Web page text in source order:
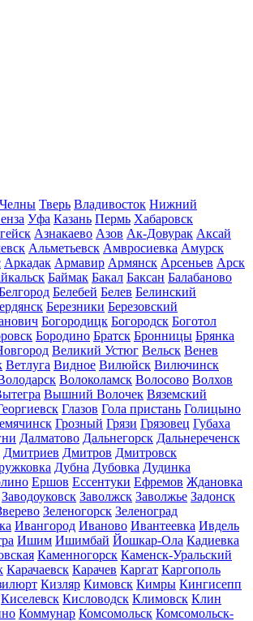
Тверь Владивосток Нижний
Уфа Казань Пермь Хабаровск
Азнакаево Азов Ак-Довурак Аксай
Альметьевск Амвросиевка Амурск
Аркадак Армавир Армянск Арсеньев Арск
Баймак Бакал Баксан Балабаново
Белебей Белев Белинский
Березники Березовский
Богородицк Богородск Боготол
Бородино Братск Бронницы Брянка
Великий Устюг Вельск Венев
Ветлуга Видное Вилюйск Вилючинск
Волоколамск Волосово Волхов
Вышний Волочек Вяземский
Глазов Гола пристань Голицыно
Грозный Грязи Грязовец Губаха
Далматово Дальнегорск Дальнереченск
Дмитриев Дмитров Дмитровск
Дубна Дубовка Дудинка
Ершов Ессентуки Ефремов Ждановка
Заводоуковск Заволжск Заволжье Задонск
Зеленогорск Зеленоград
Ивангород Иваново Ивантеевка Ивдель
Ишим Ишимбай Йошкар-Ола Кадиевка
Каменногорск Каменск-Уральский
Карачаевск Карачев Каргат Каргополь
Кизляр Кимовск Кимры Кингисепп
Киселевск Кисловодск Климовск Клин
Коммунар Комсомольск Комсомольск-